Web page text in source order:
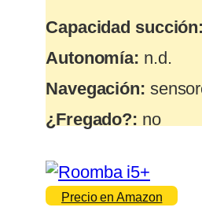
Capacidad succión:
Autonomía: n.d.
Navegación:
¿Fregado?: no
Precio en Amazon